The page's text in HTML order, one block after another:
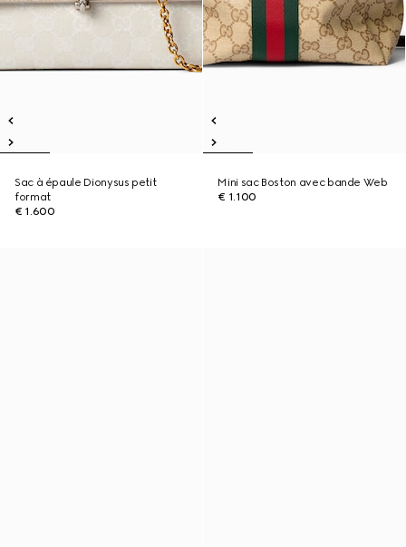
Sac à épaule Dionysus petit
format
€ 1.600
Mini sac Boston avec bande Web
€ 1.100